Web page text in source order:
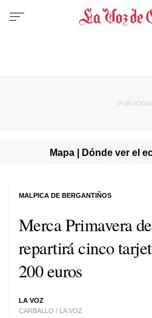
Mapa | Dónde ver el
Merca Primavera
repartirá cinco
200 euros
LA VOZ
CARBALLO / LA VOZ
MALPICA DE BERGANTIÑOS